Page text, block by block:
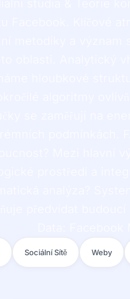
Sociální Sítě Weby